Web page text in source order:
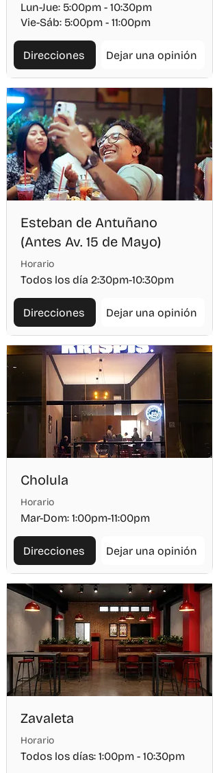
Lun-Jue: 5:00pm - 10:30pm
Vie-Sáb: 5:00pm - 11:00pm
Direcciones Dejar una opinión
Esteban de Antuñano
(Antes Av. 15 de Mayo)
Horario
Todos los día 2:30pm-10:30pm
Direcciones Dejar una opinión
Cholula
Horario
Mar-Dom: 1:00pm-11:00pm
Direcciones Dejar una opinión
Zavaleta
Horario
Todos los días: 1:00pm - 10:30pm